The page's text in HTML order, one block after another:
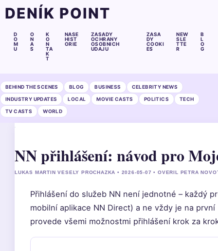
DENÍK POINT
D
O
M
U
O
N
A
S
K
O
N
TA
K
T
NASE
HIST
ORIE
ZASADY
OCHRANY
OSOBNICH
UDAJU
ZASA
DY
COOKI
ES
NEW
SLE
TTE
R
B
L
O
G
BEHIND THE SCENES BLOG BUSINESS CELEBRITY NEWS
INDUSTRY UPDATES LOCAL MOVIE CASTS POLITICS TECH
TV CASTS WORLD
NN přihlášení: návod pro
LUKAS MARTIN VESELY PROCHAZKA • 2026-05-07 • OVERIL PETRA
Přihlášení do služeb NN není jednotné – každý
mobilní aplikace NN Direct) a ne vždy je na
provede všemi možnostmi přihlášení krok za